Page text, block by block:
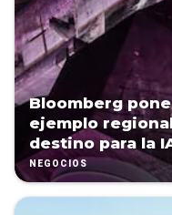
Bloomberg
ejemplo
destino para la
NEGOCIOS